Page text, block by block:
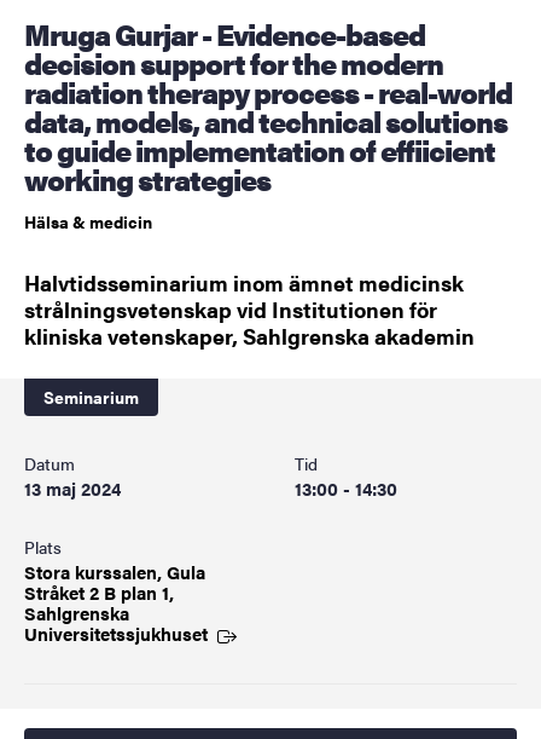
Mruga Gurjar - Evidence-based
decision support for the modern
radiation therapy process - real-world
data, models, and technical solutions
to guide implementation of effiicient
working strategies
Hälsa & medicin
Halvtidsseminarium inom ämnet medicinsk
strålningsvetenskap vid Institutionen för
kliniska vetenskaper, Sahlgrenska akademin
Seminarium
Datum
13 maj 2024
Tid
13:00 - 14:30
Plats
Stora kurssalen, Gula
Stråket 2 B plan 1,
Sahlgrenska
Universitetssjukhuset